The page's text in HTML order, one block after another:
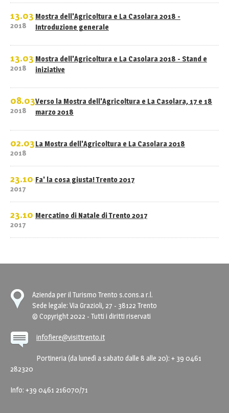
13.03
2018
Mostra dell'Agricoltura e La Casolara 2018 -
Introduzione generale
13.03
2018
Mostra dell'Agricoltura e La Casolara 2018 - Stand e
iniziative
08.03
2018
Verso la Mostra dell'Agricoltura e La Casolara, 17 e 18
marzo 2018
02.03
2018
La Mostra dell'Agricoltura e La Casolara 2018
23.10
2017
Fa' la cosa giusta! Trento 2017
23.10
2017
Mercatino di Natale di Trento 2017
Azienda per il Turismo Trento s.cons.a r.l.
Sede legale: Via Grazioli, 27 - 38122 Trento
© Copyright 2022 - Tutti i diritti riservati
infofiere@visittrento.it
Portineria (da lunedì a sabato dalle 8 alle 20): + 39 0461
282320
Info: +39 0461 216070/71